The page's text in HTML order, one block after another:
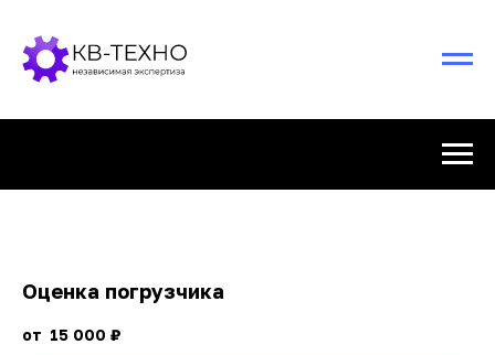
Оценка погрузчика
15 000 ₽